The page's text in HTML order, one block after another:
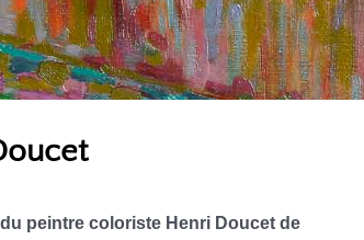
peintre coloriste Henri Doucet de